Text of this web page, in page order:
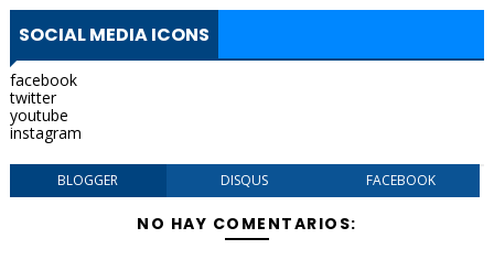
SOCIAL MEDIA ICONS
facebook
twitter
youtube
instagram
BLOGGER DISQUS FACEBOOK
NO HAY COMENTARIOS: